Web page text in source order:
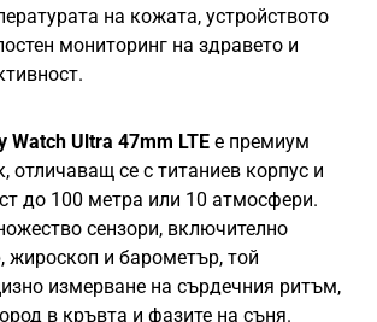
на кожата, устройството
мониторинг на здравето и
Watch Ultra 47mm LTE е премиум
отличаващ се с титаниев корпус и
до 100 метра или 10 атмосфери.
сензори, включително
жироскоп и барометър, той
измерване на сърдечния ритъм,
в кръвта и фазите на съня.